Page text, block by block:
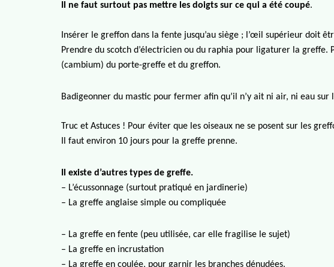
Il ne faut surtout pas mettre les doigts sur ce qui a été coupé.
Insérer le greffon dans la fente jusqu’au siège ; l’œil supérieur doit
Prendre du scotch d’électricien ou du raphia pour ligaturer la greffe.
(cambium) du porte-greffe et du greffon.
Badigeonner du mastic pour fermer afin qu’il n’y ait ni air, ni eau
Truc et Astuces ! Pour éviter que les oiseaux ne se posent sur les
Il faut environ 10 jours pour la greffe prenne.
Il existe d’autres types de greffe.
– L’écussonnage (surtout pratiqué en jardinerie)
– La greffe anglaise simple ou compliquée
– La greffe en fente (peu utilisée, car elle fragilise le sujet)
– La greffe en incrustation
– La greffe en coulée, pour garnir les branches dénudées.